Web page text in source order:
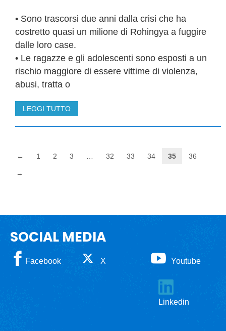
• Sono trascorsi due anni dalla crisi che ha
costretto quasi un milione di Rohingya a fuggire
dalle loro case.
• Le ragazze e gli adolescenti sono esposti a un
rischio maggiore di essere vittime di violenza,
abusi, tratta o
LEGGI TUTTO
← 1 2 3 32 33 34 35 36
→
SOCIAL MEDIA
Facebook X Youtube
Linkedin